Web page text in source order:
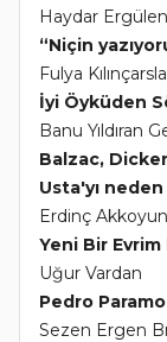
Haydar Ergülen
“Niçin
Fulya
İyi Öyküden
Banu Yıldıran
Balzac,
Usta'yı neden
Erdinç
Yeni Bir Evrim
Uğur Vardan
Pedro
Sezen Ergen